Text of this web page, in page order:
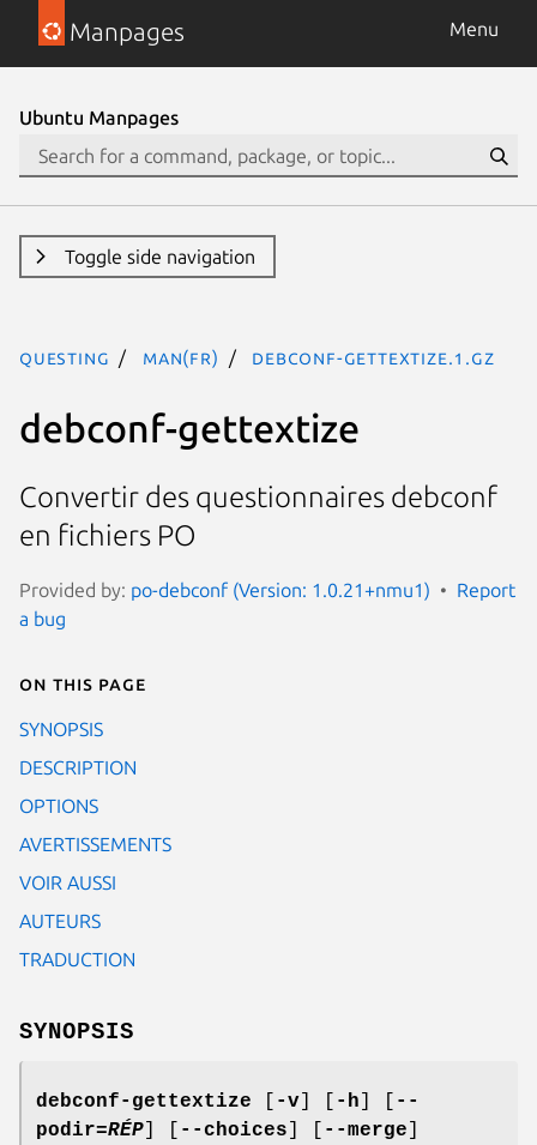
Manpages Menu
Ubuntu Manpages
Toggle side navigation
questing man(fr) debconf-gettextize.1.gz
debconf-gettextize
Convertir des questionnaires debconf
en fichiers PO
Provided by: po-debconf (Version: 1.0.21+nmu1)
Report
a bug
On this page
SYNOPSIS
DESCRIPTION
OPTIONS
AVERTISSEMENTS
VOIR AUSSI
AUTEURS
TRADUCTION
SYNOPSIS
debconf-gettextize -v -h
--
podir=RÉP --choices --merge